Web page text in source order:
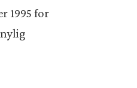
1995 for